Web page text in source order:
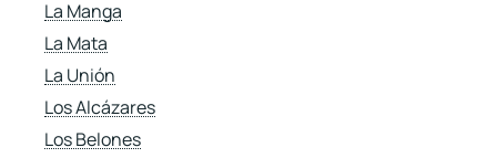
La Manga
La Mata
La Unión
Los Alcázares
Los Belones